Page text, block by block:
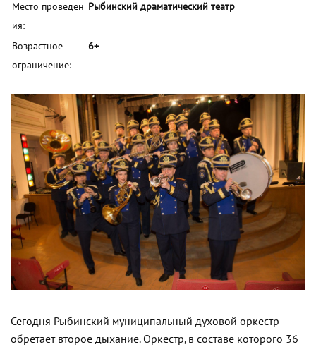
Место проведен
ия:
Рыбинский драматический театр
Возрастное
ограничение:
6+
Сегодня Рыбинский муниципальный духовой оркестр
обретает второе дыхание. Оркестр, в составе которого 36